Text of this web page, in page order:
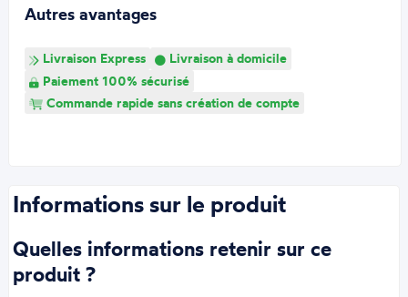
Autres avantages
Livraison Express
Livraison à domicile
Paiement 100% sécurisé
Commande rapide sans création de compte
Informations sur le produit
Quelles informations retenir sur ce
produit ?